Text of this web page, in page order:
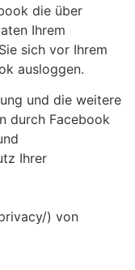
die über
Ihrem
sich vor Ihrem
ausloggen.
und die weitere
durch Facebook
Ihrer
) von